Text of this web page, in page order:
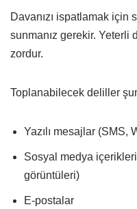
Davanızı ispatlamak için
sunmanız gerekir.
zordur.
Toplanabilecek deliller
Yazılı mesajlar (SMS,
Sosyal medya
görüntüleri)
E-postalar